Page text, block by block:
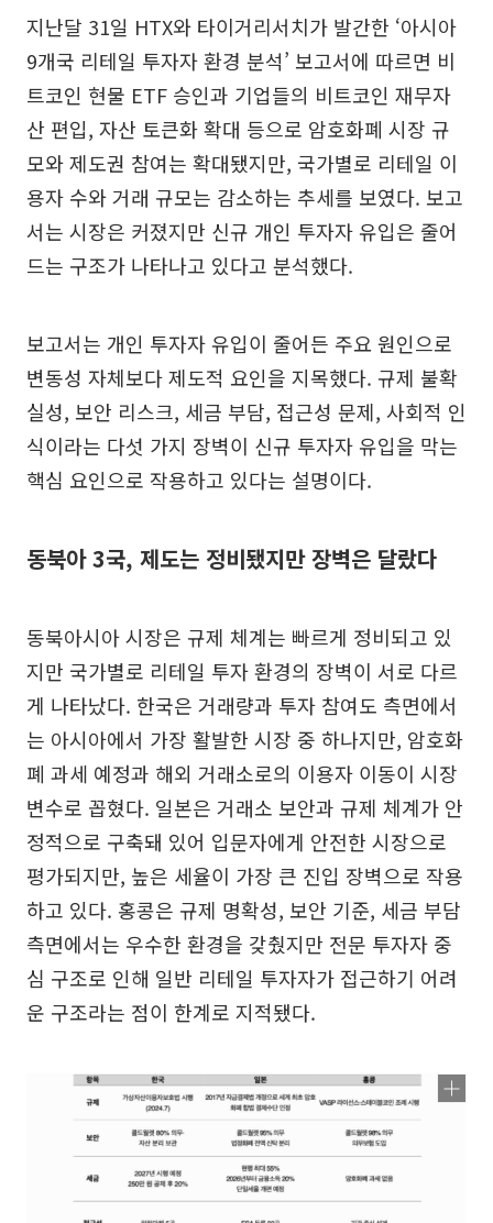
지난달 31일 HTX와 타이거리서치가 발간한 ‘아시아
9개국 리테일 투자자 환경 분석’ 보고서에 따르면 비
트코인 현물 ETF 승인과 기업들의 비트코인 재무자
산 편입, 자산 토큰화 확대 등으로 암호화폐 시장 규
모와 제도권 참여는 확대됐지만, 국가별로 리테일 이
용자 수와 거래 규모는 감소하는 추세를 보였다. 보고
서는 시장은 커졌지만 신규 개인 투자자 유입은 줄어
드는 구조가 나타나고 있다고 분석했다.
보고서는 개인 투자자 유입이 줄어든 주요 원인으로
변동성 자체보다 제도적 요인을 지목했다. 규제 불확
실성, 보안 리스크, 세금 부담, 접근성 문제, 사회적 인
식이라는 다섯 가지 장벽이 신규 투자자 유입을 막는
핵심 요인으로 작용하고 있다는 설명이다.
동북아 3국, 제도는 정비됐지만 장벽은 달랐다
동북아시아 시장은 규제 체계는 빠르게 정비되고 있
지만 국가별로 리테일 투자 환경의 장벽이 서로 다르
게 나타났다. 한국은 거래량과 투자 참여도 측면에서
는 아시아에서 가장 활발한 시장 중 하나지만, 암호화
폐 과세 예정과 해외 거래소로의 이용자 이동이 시장
변수로 꼽혔다. 일본은 거래소 보안과 규제 체계가 안
정적으로 구축돼 있어 입문자에게 안전한 시장으로
평가되지만, 높은 세율이 가장 큰 진입 장벽으로 작용
하고 있다. 홍콩은 규제 명확성, 보안 기준, 세금 부담
측면에서는 우수한 환경을 갖췄지만 전문 투자자 중
심 구조로 인해 일반 리테일 투자자가 접근하기 어려
운 구조라는 점이 한계로 지적됐다.